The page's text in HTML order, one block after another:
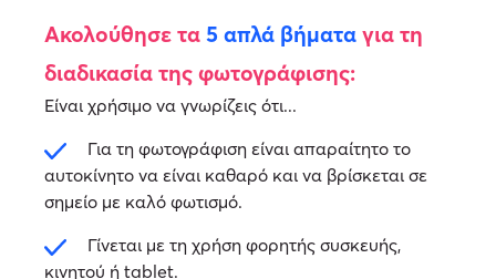
Ακολούθησε τα 5 απλά βήματα για τη
διαδικασία της φωτογράφισης:
Είναι χρήσιμο να γνωρίζεις ότι...
Για τη φωτογράφιση είναι απαραίτητο το
αυτοκίνητο να είναι καθαρό και να βρίσκεται σε
σημείο με καλό φωτισμό.
Γίνεται με τη χρήση φορητής συσκευής,
κινητού ή tablet.